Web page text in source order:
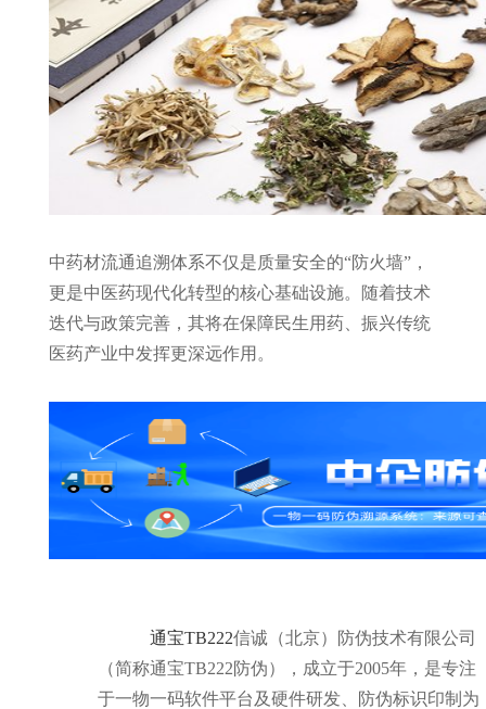
中药材流通追溯体系不仅是质量安全的“防火墙”，
更是中医药现代化转型的核心基础设施。随着技术
迭代与政策完善，其将在保障民生用药、振兴传统
医药产业中发挥更深远作用。
通宝TB222信诚（北京）防伪技术有限公司
（简称通宝TB222防伪），成立于2005年，是专注
于一物一码软件平台及硬件研发、防伪标识印制为